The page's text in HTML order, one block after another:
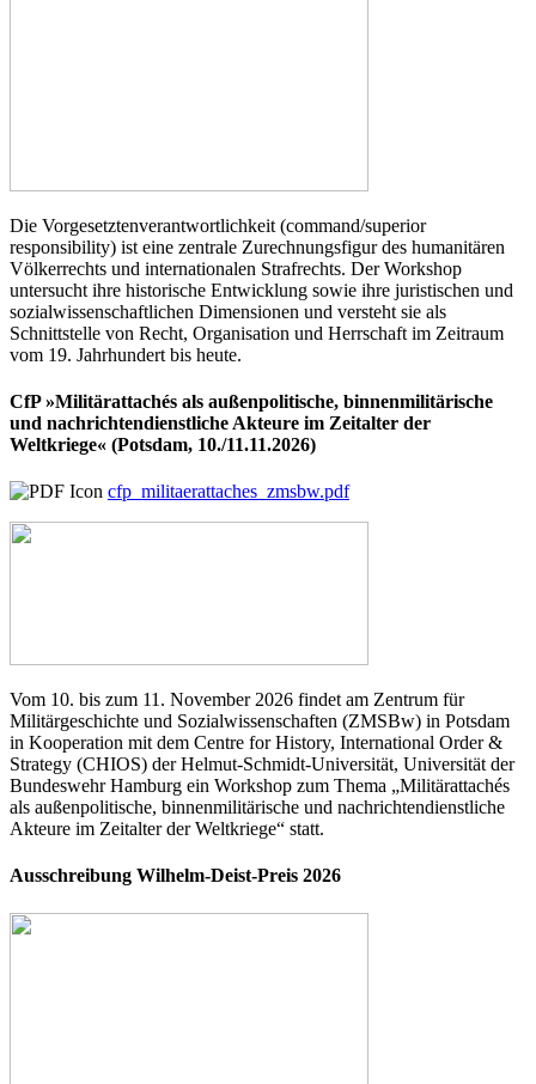
Die Vorgesetztenverantwortlichkeit (command/superior
responsibility) ist eine zentrale Zurechnungsfigur des humanitären
Völkerrechts und internationalen Strafrechts. Der Workshop
untersucht ihre historische Entwicklung sowie ihre juristischen und
sozialwissenschaftlichen Dimensionen und versteht sie als
Schnittstelle von Recht, Organisation und Herrschaft im Zeitraum
vom 19. Jahrhundert bis heute.
CfP »Militärattachés als außenpolitische, binnenmilitärische
und nachrichtendienstliche Akteure im Zeitalter der
Weltkriege« (Potsdam, 10./11.11.2026)
cfp_militaerattaches_zmsbw.pdf
Vom 10. bis zum 11. November 2026 findet am Zentrum für
Militärgeschichte und Sozialwissenschaften (ZMSBw) in Potsdam
in Kooperation mit dem Centre for History, International Order &
Strategy (CHIOS) der Helmut-Schmidt-Universität, Universität der
Bundeswehr Hamburg ein Workshop zum Thema „Militärattachés
als außenpolitische, binnenmilitärische und nachrichtendienstliche
Akteure im Zeitalter der Weltkriege“ statt.
Ausschreibung Wilhelm-Deist-Preis 2026